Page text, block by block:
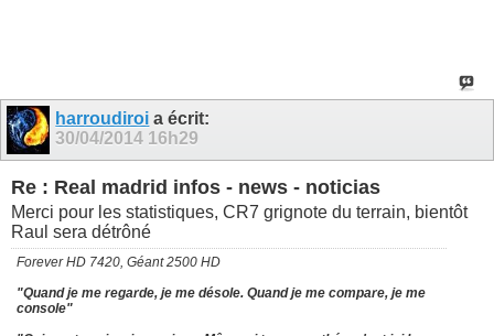
harroudiroi a écrit:
30/04/2014 16h29
Re : Real madrid infos - news - noticias
Merci pour les statistiques, CR7 grignote du terrain, bientôt
Raul sera détrôné
Forever HD 7420, Géant 2500 HD
"Quand je me regarde, je me désole. Quand je me compare, je me
console"